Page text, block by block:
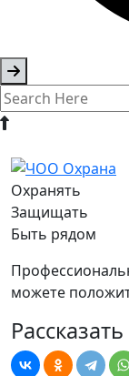
Охранять
Защищать
Быть рядом
можете